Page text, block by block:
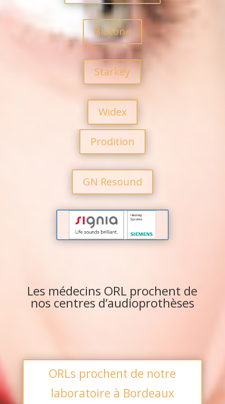
Biotone
Starkey
Widex
Prodition
GN Resound
Signia Siemens
Les médecins ORL prochent de
nos centres d’audioprothèses
ORLs prochent de notre
laboratoire à Bordeaux